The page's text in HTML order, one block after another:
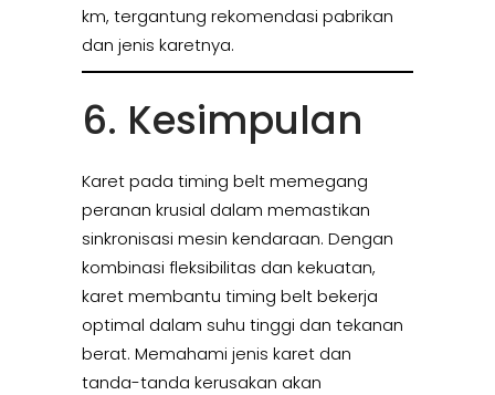
km, tergantung rekomendasi pabrikan
dan jenis karetnya.
6. Kesimpulan
Karet pada timing belt memegang
peranan krusial dalam memastikan
sinkronisasi mesin kendaraan. Dengan
kombinasi fleksibilitas dan kekuatan,
karet membantu timing belt bekerja
optimal dalam suhu tinggi dan tekanan
berat. Memahami jenis karet dan
tanda-tanda kerusakan akan